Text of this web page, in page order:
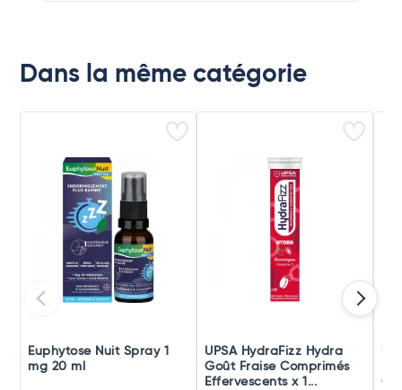
Dans la même catégorie
Euphytose Nuit Spray 1
mg 20 ml
UPSA HydraFizz Hydra
Goût Fraise Comprimés
Effervescents x 1...